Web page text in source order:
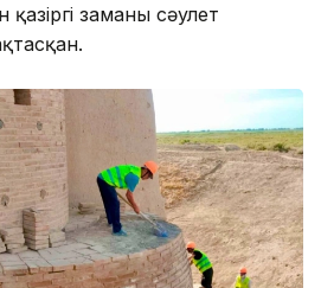
заманғы сәулет